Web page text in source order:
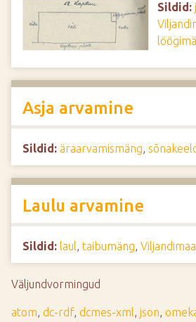
Sildid:
Asja arvamine
Sildid: äraarvamismäng,
Laulu arvamine
Sildid: laul, taibumäng, Viljandimaa
Väljundvormingud
atom, dc-rdf, dcmes-xml, json,